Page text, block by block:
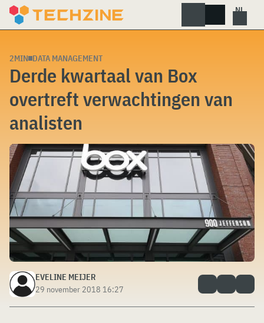
Skip
2MIN DATA MANAGEMENT
Derde kwartaal van Box
overtreft verwachtingen van
analisten
EVELINE MEIJER
29 november 2018 16:27